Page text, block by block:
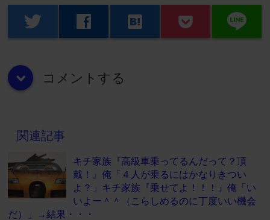
twitter facebook hatenabookmark line
down コメントする
関連記事
キチ家族『高級車乗ってるんだって？頂
戴！』俺「４人が乗るにはかなりきつい
よ？」キチ家族『乗せてよ！！！』俺「い
いよー＾＾（こらしめるのに丁度いい機会
だ）」→結果・・・